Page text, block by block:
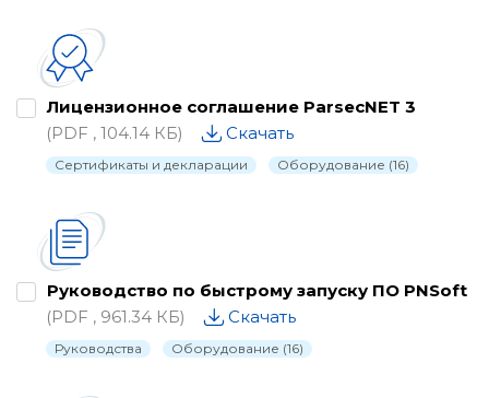
Лицензионное соглашение ParsecNET 3
(PDF , 104.14 КБ)
Скачать
Сертификаты и декларации Оборудование (16)
Руководство по быстрому запуску ПО PNSoft
(PDF , 961.34 КБ)
Скачать
Руководства Оборудование (16)